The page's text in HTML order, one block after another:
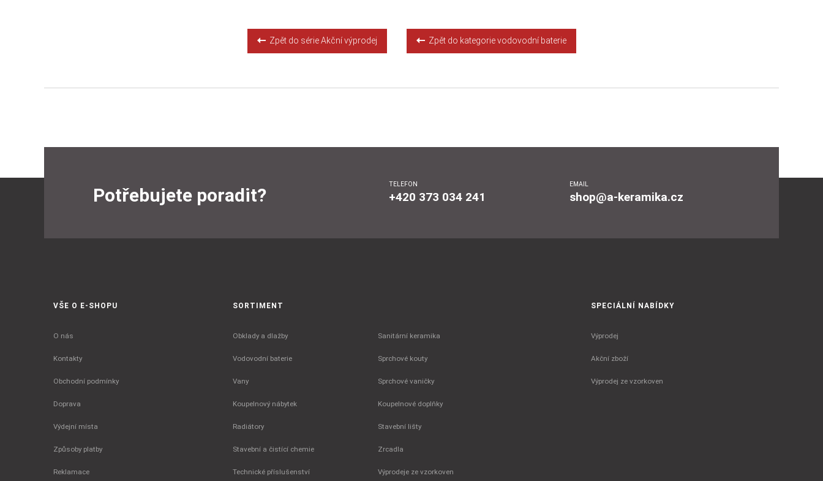
Zpět do série Akční výprodej Zpět do kategorie vodovodní baterie
Potřebujete poradit?
TELEFON
+420 373 034 241
EMAIL
shop@a-keramika.cz
VŠE O E-SHOPU
O nás
Kontakty
Obchodní podmínky
Doprava
Výdejní místa
Způsoby platby
Reklamace
SORTIMENT
Obklady a dlažby Sanitární keramika
Vodovodní baterie Sprchové kouty
Vany Sprchové vaničky
Koupelnový nábytek Koupelnové doplňky
Radiátory Stavební lišty
Stavební a čistící chemie Zrcadla
Technické příslušenství Výprodeje ze vzorkoven
SPECIÁLNÍ NABÍDKY
Výprodej
Akční zboží
Výprodej ze vzorkoven